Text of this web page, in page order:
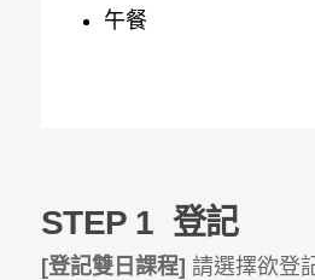
午餐
STEP 1 登記
[登記雙日課程] 請選擇欲登